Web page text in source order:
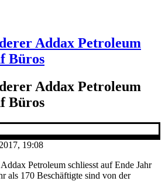
Addax Petroleum
Büros
Addax Petroleum
Büros
19:08
Petroleum schliesst auf Ende Jahr
als 170 Beschäftigte sind von der